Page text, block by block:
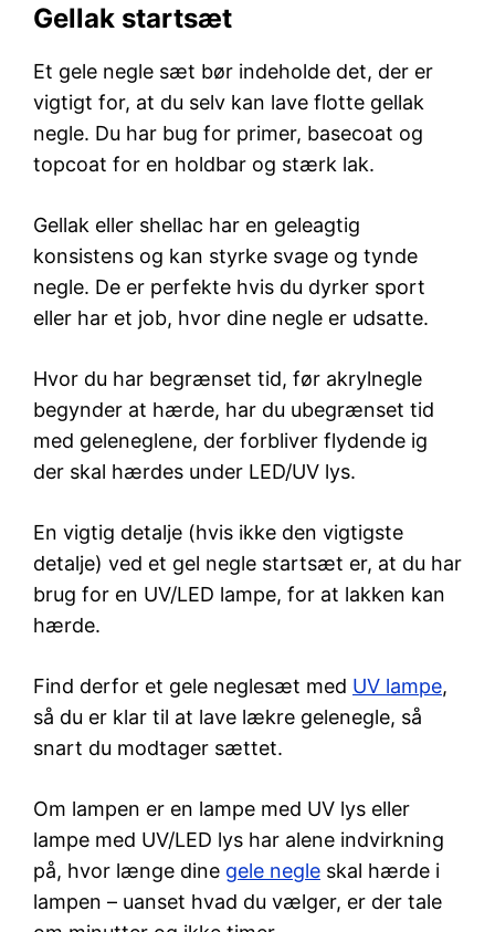
Gellak startsæt
Et gele negle sæt bør indeholde det, der er
vigtigt for, at du selv kan lave flotte gellak
negle. Du har bug for primer, basecoat og
topcoat for en holdbar og stærk lak.
Gellak eller shellac har en geleagtig
konsistens og kan styrke svage og tynde
negle. De er perfekte hvis du dyrker sport
eller har et job, hvor dine negle er udsatte.
Hvor du har begrænset tid, før akrylnegle
begynder at hærde, har du ubegrænset tid
med geleneglene, der forbliver flydende ig
der skal hærdes under LED/UV lys.
En vigtig detalje (hvis ikke den vigtigste
detalje) ved et gel negle startsæt er, at du har
brug for en UV/LED lampe, for at lakken kan
hærde.
Find derfor et gele neglesæt med UV lampe,
så du er klar til at lave lækre gelenegle, så
snart du modtager sættet.
Om lampen er en lampe med UV lys eller
lampe med UV/LED lys har alene indvirkning
på, hvor længe dine gele negle skal hærde i
lampen – uanset hvad du vælger, er der tale